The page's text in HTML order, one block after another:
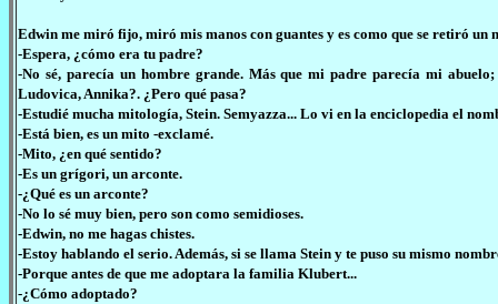
Edwin me miró fijo, miró mis manos con guantes y es como que se retiró un
-Espera, ¿cómo era tu padre?
-No sé, parecía un hombre grande. Más que mi padre parecía mi
Ludovica, Annika?. ¿Pero qué pasa?
-Estudié mucha mitología, Stein. Semyazza... Lo vi en la enciclopedia el
-Está bien, es un mito -exclamé.
-Mito, ¿en qué sentido?
-Es un grígori, un arconte.
-¿Qué es un arconte?
-No lo sé muy bien, pero son como semidioses.
-Edwin, no me hagas chistes.
-Estoy hablando el serio. Además, si se llama Stein y te puso su mismo
-Porque antes de que me adoptara la familia Klubert...
-¿Cómo adoptado?